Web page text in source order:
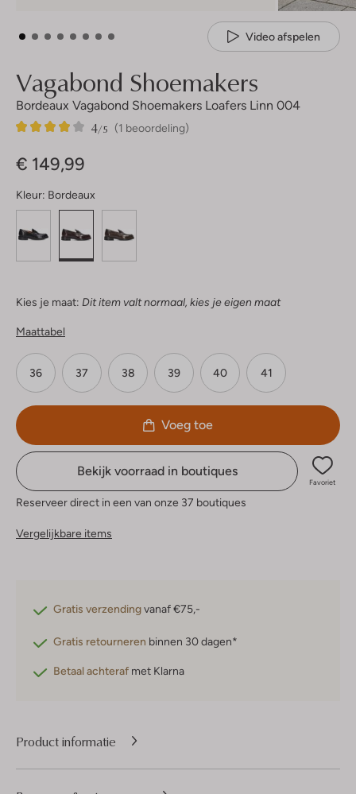
Video afspelen
Vagabond Shoemakers
Bordeaux Vagabond Shoemakers Loafers Linn 004
(1 beoordeling)
4/5
1
4
€ 149,99
Kleur: Bordeaux
Kies je maat: Dit item valt normaal, kies je eigen maat
Maattabel
36 37 38 39 40 41
Voeg toe
Bekijk voorraad in boutiques
Favoriet
Reserveer direct in een van onze 37 boutiques
Vergelijkbare items
Gratis verzendingvanaf €75,-
Gratis retourneren binnen 30 dagen*
Betaal achteraf met Klarna
Product informatie